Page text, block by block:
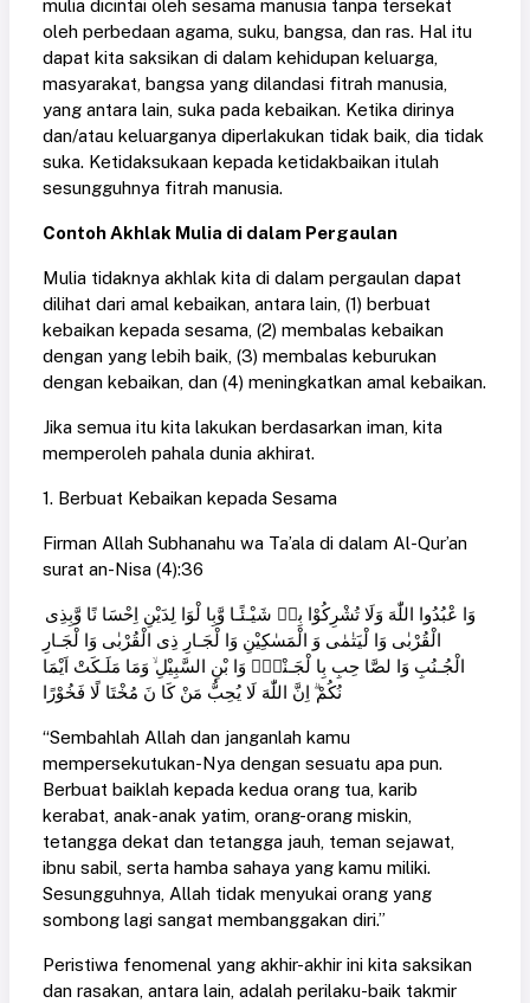
mulia dicintai oleh sesama manusia tanpa tersekat
oleh perbedaan agama, suku, bangsa, dan ras. Hal itu
dapat kita saksikan di dalam kehidupan keluarga,
masyarakat, bangsa yang dilandasi fitrah manusia,
yang antara lain, suka pada kebaikan. Ketika dirinya
dan/atau keluarganya diperlakukan tidak baik, dia tidak
suka. Ketidaksukaan kepada ketidakbaikan itulah
sesungguhnya fitrah manusia.
Contoh Akhlak Mulia di dalam Pergaulan
Mulia tidaknya akhlak kita di dalam pergaulan dapat
dilihat dari amal kebaikan, antara lain, (1) berbuat
kebaikan kepada sesama, (2) membalas kebaikan
dengan yang lebih baik, (3) membalas keburukan
dengan kebaikan, dan (4) meningkatkan amal kebaikan.
Jika semua itu kita lakukan berdasarkan iman, kita
memperoleh pahala dunia akhirat.
1. Berbuat Kebaikan kepada Sesama
Firman Allah Subhanahu wa Ta’ala di dalam Al-Qur’an
surat an-Nisa (4):36
الْقُرْبٰى وَا لْيَتٰمٰى وَ الْمَسٰكِيْنِ وَا لْجَـارِ ذِى الْقُرْبٰى وَا لْجَـارِ
الْجُـنُبِ وَا لصَّا حِبِ بِا لْجَـنْبِۢ وَا بْنِ السَّبِيْلِ ۙ وَمَا مَلَـكَتْ اَيْمَا
نُكُمْ ۗ اِنَّ اللّٰهَ لَا يُحِبُّ مَنْ كَا نَ مُخْتَا لًا فَخُوْرًا
“Sembahlah Allah dan janganlah kamu
mempersekutukan-Nya dengan sesuatu apa pun.
Berbuat baiklah kepada kedua orang tua, karib
kerabat, anak-anak yatim, orang-orang miskin,
tetangga dekat dan tetangga jauh, teman sejawat,
ibnu sabil, serta hamba sahaya yang kamu miliki.
Sesungguhnya, Allah tidak menyukai orang yang
sombong lagi sangat membanggakan diri.”
Peristiwa fenomenal yang akhir-akhir ini kita saksikan
dan rasakan, antara lain, adalah perilaku-baik takmir